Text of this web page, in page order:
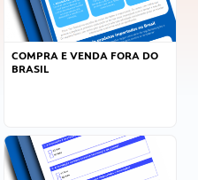
COMPRA E VENDA FORA DO
BRASIL